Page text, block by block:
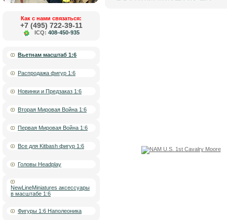
Как с нами связаться:
+7 (495) 722-39-11
ICQ: 408-450-935
Вьетнам масштаб 1:6
Распродажа фигур 1:6
Новинки и Предзаказ 1:6
Вторая Мировая Война 1:6
Первая Мировая Война 1:6
Все для Kitbash фигур 1:6
Головы Headplay
NewLineMiniatures аксессуары
в масштабе 1:6
Фигуры 1:6 Наполеоника